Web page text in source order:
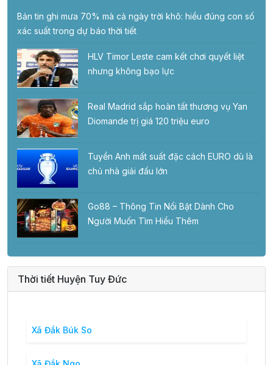
Bản tin ghi mưa 70% mà cả ngày trời khô: hiểu đúng con số
xác suất trong dự báo thời tiết
HLV Timor Leste cam kết chơi quyết liệt
nhưng không bạo lực
Real Madrid sắp hoàn tất thương vụ Yan
Diomande trị giá 120 triệu euro
Tuyển Anh mất suất đặc cách EURO dù là
chủ nhà giải đấu lớn
Go88 – Thông Tin Nổi Bật Dành Cho
Người Muốn Tìm Hiểu Thêm
Thời tiết Huyện Tuy Đức
Xã Đắk Búk So